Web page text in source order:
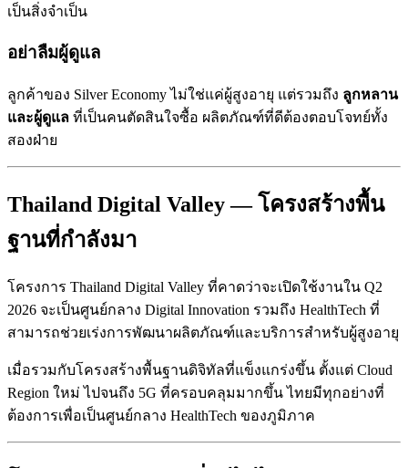
เป็นสิ่งจำเป็น
อย่าลืมผู้ดูแล
ลูกค้าของ Silver Economy ไม่ใช่แค่ผู้สูงอายุ แต่รวมถึง ลูกหลาน
และผู้ดูแล ที่เป็นคนตัดสินใจซื้อ ผลิตภัณฑ์ที่ดีต้องตอบโจทย์ทั้ง
สองฝ่าย
Thailand Digital Valley — โครงสร้างพื้น
ฐานที่กำลังมา
โครงการ Thailand Digital Valley ที่คาดว่าจะเปิดใช้งานใน Q2
2026 จะเป็นศูนย์กลาง Digital Innovation รวมถึง HealthTech ที่
สามารถช่วยเร่งการพัฒนาผลิตภัณฑ์และบริการสำหรับผู้สูงอายุ
เมื่อรวมกับโครงสร้างพื้นฐานดิจิทัลที่แข็งแกร่งขึ้น ตั้งแต่ Cloud
Region ใหม่ ไปจนถึง 5G ที่ครอบคลุมมากขึ้น ไทยมีทุกอย่างที่
ต้องการเพื่อเป็นศูนย์กลาง HealthTech ของภูมิภาค